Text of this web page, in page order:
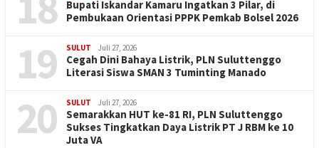
Bupati Iskandar Kamaru Ingatkan 3 Pilar, di
Pembukaan Orientasi PPPK Pemkab Bolsel 2026
19 SULUT Juli 27, 2026
Cegah Dini Bahaya Listrik, PLN Suluttenggo
Literasi Siswa SMAN 3 Tuminting Manado
20 SULUT Juli 27, 2026
Semarakkan HUT ke-81 RI, PLN Suluttenggo
Sukses Tingkatkan Daya Listrik PT J RBM ke 10
Juta VA